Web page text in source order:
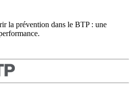
la prévention dans le BTP : une